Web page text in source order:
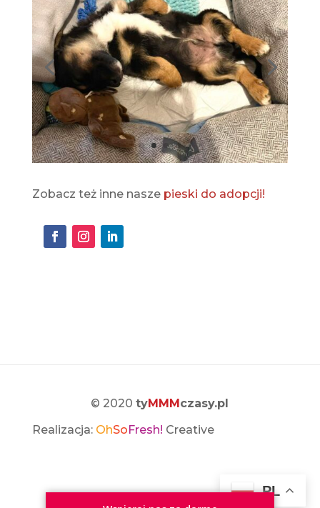
Zobacz też inne nasze pieski do adopcji!
© 2020tyMMMczasy.pl
Realizacja: OhSoFresh! Creative
PL